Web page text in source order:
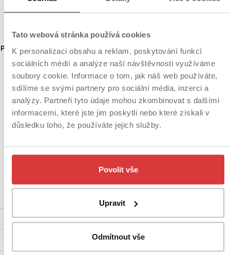
Tato webová stránka používá cookies
K personalizaci obsahu a reklam, poskytování funkcí
sociálních médií a analýze naší návštěvnosti využíváme
soubory cookie. Informace o tom, jak náš web používáte,
sdílíme se svými partnery pro sociální média, inzerci a
analýzy. Partneři tyto údaje mohou zkombinovat s dalšími
informacemi, které jste jim poskytli nebo které získali v
důsledku toho, že používáte jejich služby.
Povolit vše
Upravit
Odmítnout vše
.22 LR
Délka hlavně
102 mm
40 m